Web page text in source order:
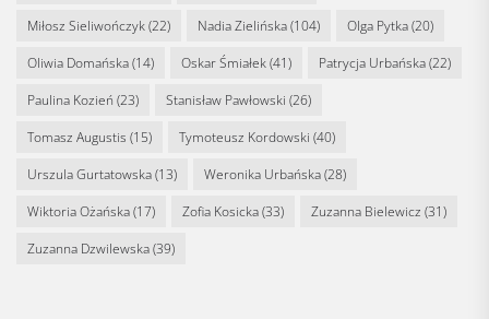
Miłosz Sieliwończyk(22) Nadia Zielińska(104) Olga Pytka(20)
Oliwia Domańska(14) Oskar Śmiałek(41) Patrycja Urbańska(22)
Paulina Kozień (23) Stanisław Pawłowski (26)
Tomasz Augustis (15) Tymoteusz Kordowski (40)
Urszula Gurtatowska(13) Weronika Urbańska(28)
Wiktoria Ożańska(17) Zofia Kosicka(33) Zuzanna Bielewicz (31)
Zuzanna Dzwilewska(39)